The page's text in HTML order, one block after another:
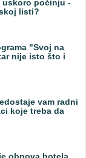
uskoro počinju -
listi?
"Svoj na
nije isto što i
vam radni
koje treba da